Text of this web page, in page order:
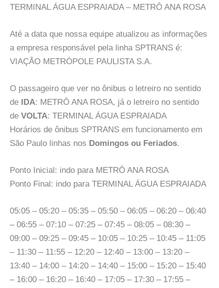
TERMINAL ÁGUA ESPRAIADA – METRÔ ANA ROSA
Até a data que nossa equipe atualizou as informações
a empresa responsável pela linha SPTRANS é:
VIAÇÃO METRÓPOLE PAULISTA S.A.
O passageiro que ver no ônibus o letreiro no sentido
de IDA: METRÔ ANA ROSA, já o letreiro no sentido
de VOLTA: TERMINAL ÁGUA ESPRAIADA
Horários de ônibus SPTRANS em funcionamento em
São Paulo linhas nos Domingos ou Feriados.
Ponto Inicial: indo para METRÔ ANA ROSA
Ponto Final: indo para TERMINAL ÁGUA ESPRAIADA
05:05 – 05:20 – 05:35 – 05:50 – 06:05 – 06:20 – 06:40
– 06:55 – 07:10 – 07:25 – 07:45 – 08:05 – 08:30 –
09:00 – 09:25 – 09:45 – 10:05 – 10:25 – 10:45 – 11:05
– 11:30 – 11:55 – 12:20 – 12:40 – 13:00 – 13:20 –
13:40 – 14:00 – 14:20 – 14:40 – 15:00 – 15:20 – 15:40
– 16:00 – 16:20 – 16:40 – 17:05 – 17:30 – 17:55 –